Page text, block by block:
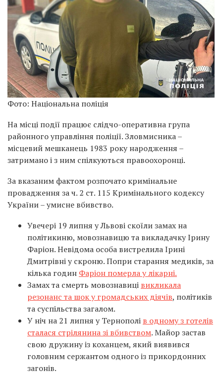
Фото: Національна поліція
На місці події працює слідчо-оперативна група
районного управління поліції. Зловмисника –
місцевий мешканець 1983 року народження –
затримано і з ним спілкуються правоохоронці.
За вказаним фактом розпочато кримінальне
провадження за ч. 2 ст. 115 Кримінального кодексу
України – умисне вбивство.
Увечері 19 липня у Львові скоїли замах на
політикиню, мовознавицю та викладачку Ірину
Фаріон. Невідома особа вистрелила Ірині
Дмитрівні у скроню. Попри старання медиків, за
кілька годин Фаріон померла у лікарні.
Замах та смерть мовознавиці викликала
резонанс та шок у громадських діячів, політиків
та суспільства загалом.
У ніч на 21 липня у Тернополі в одному з готелів
сталася стрілянина зі вбивством. Майор застав
свою дружину із коханцем, який виявився
головним сержантом одного із прикордонних
загонів.